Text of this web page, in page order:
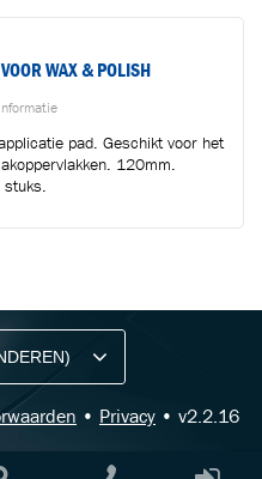
WAX & POLISH
pad. Geschikt voor het
120mm.
stuks.
• Privacy • v2.2.16
tips,
van Cartec.